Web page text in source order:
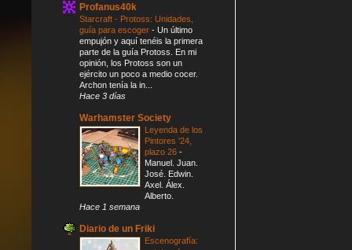
Profanus40k
Starcraft - Protoss: Unidades,
guía para escoger - Un último
empujón y aquí tenéis la primera
parte de la guía Protoss. En mi
opinión, los Protoss son un
ejército un poco a medio cocer.
Archon tenía la in...
Hace 3 días
Warhamster Society
Leyenda de los
Pintores '24,
plazo 26 -
Manuel. Juan.
José. Edwin.
Axel. Álex.
Alberto.
Hace 1 semana
Diario de un Friki
Escenografía: